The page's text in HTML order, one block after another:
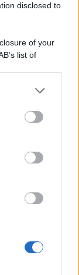
disclosed to
of your
list of
third parties
more Google
including but
may click to
tags to